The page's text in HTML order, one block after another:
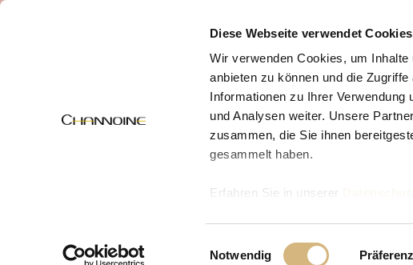
Diese Webseite verwendet Cookies
Wir verwenden Cookies, um
anbieten zu können und die
Informationen zu Ihrer
und Analysen weiter. Unsere
zusammen, die Sie ihnen
gesammelt haben.
Erfahren Sie in unserer
Einwilligungsauswahl
Notwendig